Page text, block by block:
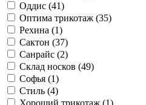
Оддис (41)
Оптима трикотаж (35)
Рехина (1)
Сактон (37)
Санрайс (2)
Склад носков (49)
Софья (1)
Стиль (4)